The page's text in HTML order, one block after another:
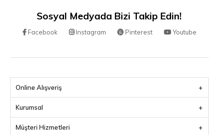
Sosyal Medyada Bizi Takip Edin!
Facebook Instagram Pinterest Youtube
Online Alışveriş
Kurumsal
Müşteri Hizmetleri